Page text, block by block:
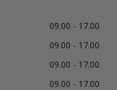
09.00 - 17.00
09.00 - 17.00
09.00 - 17.00
09.00 - 17.00